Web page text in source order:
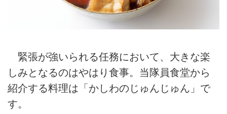
緊張が強いられる任務において、大きな楽
しみとなるのはやはり食事。当隊員食堂から
紹介する料理は「かしわのじゅんじゅん」で
す。